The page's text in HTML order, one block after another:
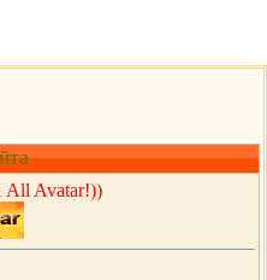
All Avatar!))